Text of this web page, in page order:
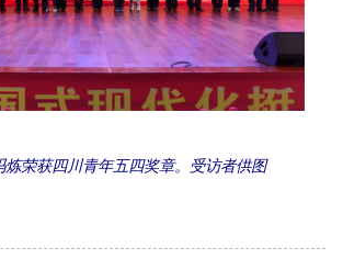
炼荣获四川青年五四奖章。受访者供图